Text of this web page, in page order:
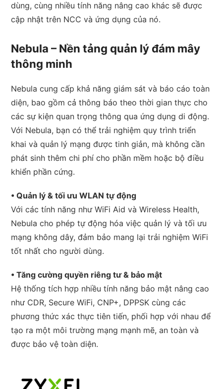
dùng, cùng nhiều tính năng nâng cao khác sẽ được
cập nhật trên NCC và ứng dụng của nó.
Nebula – Nền tảng quản lý đám mây
thông minh
Nebula cung cấp khả năng giám sát và báo cáo toàn
diện, bao gồm cả thông báo theo thời gian thực cho
các sự kiện quan trọng thông qua ứng dụng di động.
Với Nebula, bạn có thể trải nghiệm quy trình triển
khai và quản lý mạng được tinh giản, mà không cần
phát sinh thêm chi phí cho phần mềm hoặc bộ điều
khiển phần cứng.
• Quản lý & tối ưu WLAN tự động
Với các tính năng như WiFi Aid và Wireless Health,
Nebula cho phép tự động hóa việc quản lý và tối ưu
mạng không dây, đảm bảo mang lại trải nghiệm WiFi
tốt nhất cho người dùng.
• Tăng cường quyền riêng tư & bảo mật
Hệ thống tích hợp nhiều tính năng bảo mật nâng cao
như CDR, Secure WiFi, CNP+, DPPSK cùng các
phương thức xác thực tiên tiến, phối hợp với nhau để
tạo ra một môi trường mạng mạnh mẽ, an toàn và
được bảo vệ toàn diện.